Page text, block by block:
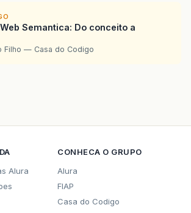
Semantica: Do conceito a
Filho — Casa do Codigo
Alura
CONHECA O GRUPO
Alura
FIAP
Casa do Codigo